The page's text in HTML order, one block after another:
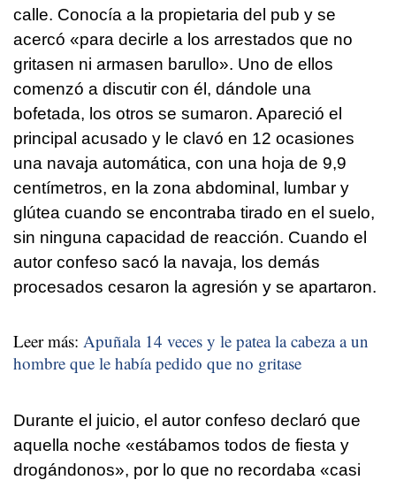
calle. Conocía a la propietaria del pub y se
acercó «para decirle a los arrestados que no
gritasen ni armasen barullo». Uno de ellos
comenzó a discutir con él, dándole una
bofetada, los otros se sumaron. Apareció el
principal acusado y le clavó en 12 ocasiones
una navaja automática, con una hoja de 9,9
centímetros, en la zona abdominal, lumbar y
glútea cuando se encontraba tirado en el suelo,
sin ninguna capacidad de reacción. Cuando el
autor confeso sacó la navaja, los demás
procesados cesaron la agresión y se apartaron.
Leer más: Apuñala 14 veces y le patea la cabeza a un
hombre que le había pedido que no gritase
Durante el juicio, el autor confeso declaró que
aquella noche «estábamos todos de fiesta y
drogándonos», por lo que no recordaba «casi